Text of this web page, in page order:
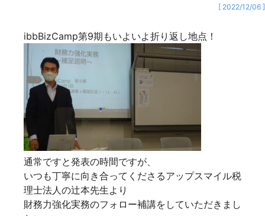
[ 2022/12/06 ]
ibbBizCamp第9期もいよいよ折り返し地点！
通常ですと発表の時間ですが、
いつも丁寧に向き合ってくださるアップスマイル税
理士法人の辻本先生より
財務力強化実務のフォロー補講をしていただきまし